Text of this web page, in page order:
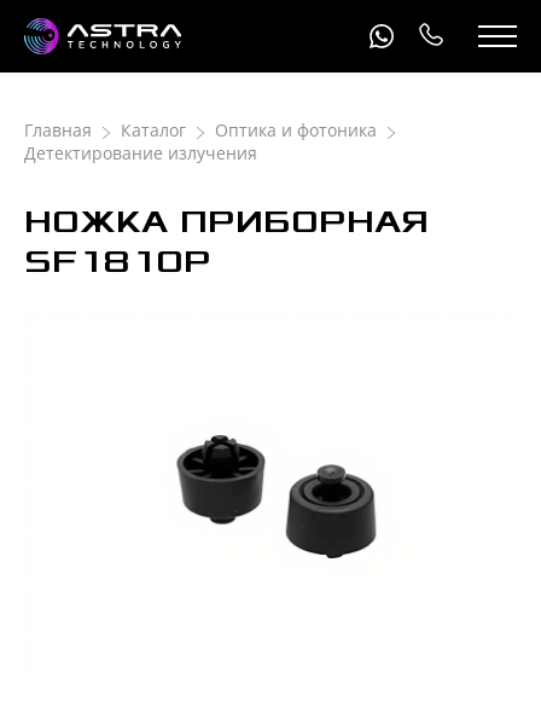
Главная Каталог
Оптика и фотоника
Детектирование излучения
НОЖКА ПРИБОРНАЯ
SF1810P